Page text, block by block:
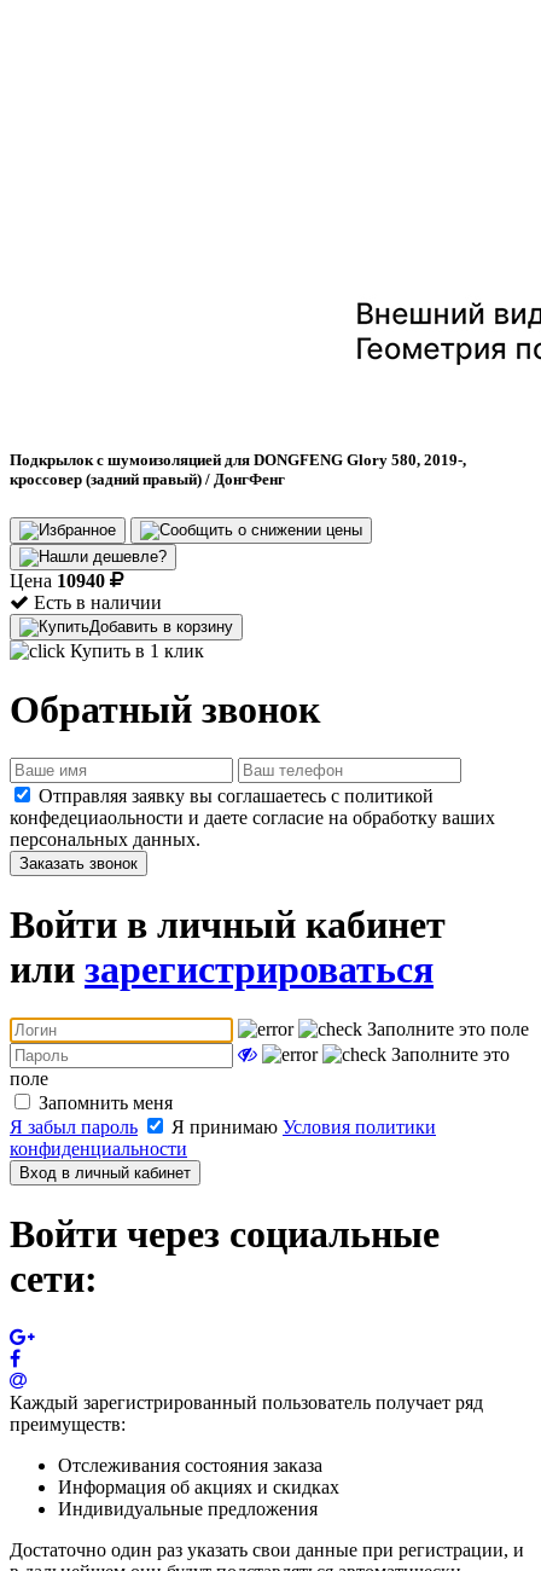
Подкрылок с шумоизоляцией для DONGFENG Glory 580, 2019-,
кроссовер (задний правый) / ДонгФенг
Цена 10940
Есть в наличии
Добавить в корзину
Купить в 1 клик
Обратный звонок
Отправляя заявку вы соглашаетесь с политикой
конфедециаольности и даете согласие на обработку ваших
персональных данных.
Заказать звонок
Войти в личный кабинет
или зарегистрироваться
Заполните это поле
Заполните это
поле
Запомнить меня
Я забыл пароль
Я принимаю Условия политики
конфиденциальности
Вход в личный кабинет
Войти через социальные
сети:
Каждый зарегистрированный пользователь получает ряд
преимуществ:
Отслеживания состояния заказа
Информация об акциях и скидках
Индивидуальные предложения
Достаточно один раз указать свои данные при регистрации, и